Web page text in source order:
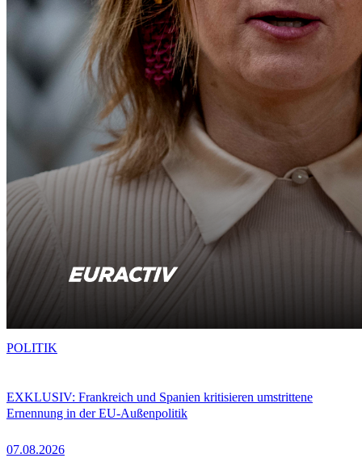
EXKLUSIV: Frankreich und Spanien kritisieren umstrittene
Ernennung in der EU-Außenpolitik
07.08.2026
POLITIK